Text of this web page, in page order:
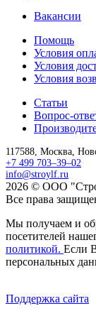
Вакансии
Помощь
Условия
Условия
Условия
Статьи
Вопрос-
117588, Москва,
+7 499 703–39–02
info@stroylf.ru
2026 © ООО
Все права
Мы получаем и
посетителей
политикой. Если
персональных
Поддержка сайта